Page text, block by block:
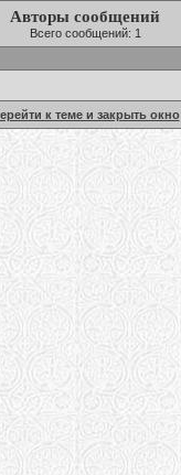
Авторы сообщений
Всего сообщений: 1
к теме и закрыть окно